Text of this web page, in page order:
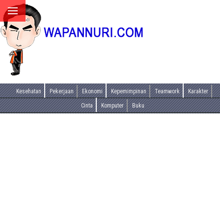
Kesehatan Pekerjaan Ekonomi Kepemimpinan Teamwork Karakter
Cinta Komputer Buku